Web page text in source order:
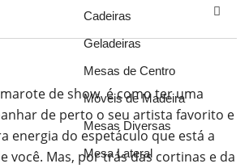
Cadeiras
Geladeiras
Mesas de Centro
Móveis de Madeira
Mesas Diversas
Mesa Lateral
de show é como ter uma
de perto o seu artista favorito e
energia do espetáculo que está a
você. Mas, por trás das cortinas e da